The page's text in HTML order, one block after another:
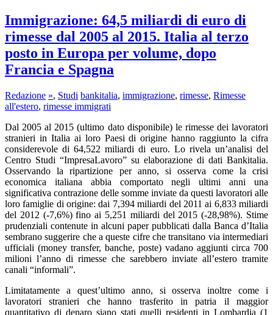
Immigrazione: 64,5 miliardi di euro di
rimesse dal 2005 al 2015. Italia al terzo
posto in Europa per volume, dopo
Francia e Spagna
Redazione », Studi bankitalia, immigrazione, rimesse, Rimesse
all'estero, rimesse immigrati
Dal 2005 al 2015 (ultimo dato disponibile) le rimesse dei lavoratori
stranieri in Italia ai loro Paesi di origine hanno raggiunto la cifra
considerevole di 64,522 miliardi di euro. Lo rivela un’analisi del
Centro Studi “ImpresaLavoro” su elaborazione di dati Bankitalia.
Osservando la ripartizione per anno, si osserva come la crisi
economica italiana abbia comportato negli ultimi anni una
significativa contrazione delle somme inviate da questi lavoratori alle
loro famiglie di origine: dai 7,394 miliardi del 2011 ai 6,833 miliardi
del 2012 (-7,6%) fino ai 5,251 miliardi del 2015 (-28,98%). Stime
prudenziali contenute in alcuni paper pubblicati dalla Banca d’Italia
sembrano suggerire che a queste cifre che transitano via intermediari
ufficiali (money transfer, banche, poste) vadano aggiunti circa 700
milioni l’anno di rimesse che sarebbero inviate all’estero tramite
canali “informali”.
Limitatamente a quest’ultimo anno, si osserva inoltre come i
lavoratori stranieri che hanno trasferito in patria il maggior
quantitativo di denaro siano stati quelli residenti in Lombardia (1